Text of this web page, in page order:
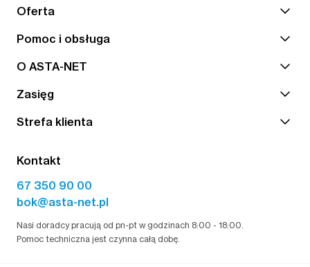
Oferta
Pomoc i obsługa
O ASTA-NET
Zasięg
Strefa klienta
Kontakt
67 350 90 00
bok@asta-net.pl
Nasi doradcy pracują od pn-pt w godzinach 8:00 - 18:00.
Pomoc techniczna jest czynna całą dobę.